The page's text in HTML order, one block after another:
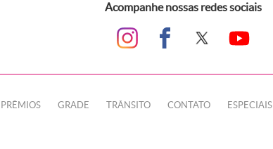
Acompanhe nossas redes sociais
PRÊMIOS GRADE TRÂNSITO CONTATO ESPECIAIS